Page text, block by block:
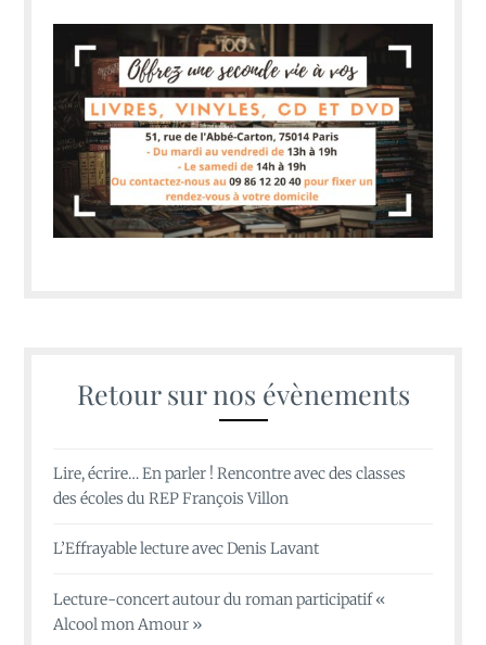
Retour sur nos évènements
Lire, écrire… En parler ! Rencontre avec des classes
des écoles du REP François Villon
L’Effrayable lecture avec Denis Lavant
Lecture-concert autour du roman participatif «
Alcool mon Amour »